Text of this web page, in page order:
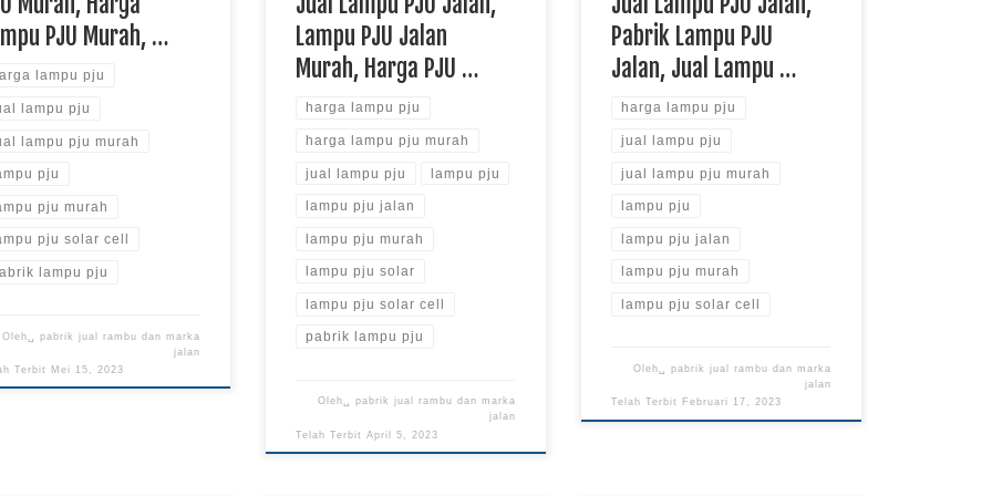
PJU Murah, …
lampu pju
lampu pju
lampu pju murah
pju
pju murah
pju solar cell
lampu pju
Oleh␣ pabrik jual rambu dan marka
jalan
Terbit Mei 15, 2023
Lampu PJU Jalan
Murah, Harga PJU …
harga lampu pju
harga lampu pju murah
jual lampu pju lampu pju
lampu pju jalan
lampu pju murah
lampu pju solar
lampu pju solar cell
pabrik lampu pju
Oleh␣ pabrik jual rambu dan marka
jalan
Telah TerbitApril 5, 2023
Pabrik Lampu PJU
Jalan, Jual Lampu …
harga lampu pju
jual lampu pju
jual lampu pju murah
lampu pju
lampu pju jalan
lampu pju murah
lampu pju solar cell
Oleh␣ pabrik jual rambu dan marka
jalan
Telah Terbit Februari 17, 2023